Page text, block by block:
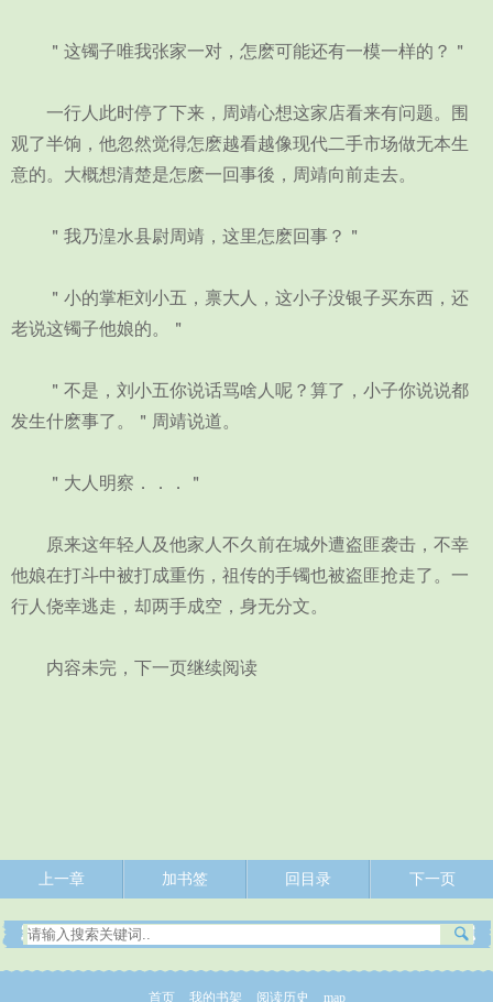
＂这镯子唯我张家一对，怎麽可能还有一模一样的？＂
一行人此时停了下来，周靖心想这家店看来有问题。围
观了半饷，他忽然觉得怎麽越看越像现代二手市场做无本生
意的。大概想清楚是怎麽一回事後，周靖向前走去。
＂我乃湟水县尉周靖，这里怎麽回事？＂
＂小的掌柜刘小五，禀大人，这小子没银子买东西，还
老说这镯子他娘的。＂
＂不是，刘小五你说话骂啥人呢？算了，小子你说说都
发生什麽事了。＂周靖说道。
＂大人明察．．．＂
原来这年轻人及他家人不久前在城外遭盗匪袭击，不幸
他娘在打斗中被打成重伤，祖传的手镯也被盗匪抢走了。一
行人侥幸逃走，却两手成空，身无分文。
内容未完，下一页继续阅读
上一章 加书签 回目录 下一页
首页 我的书架 阅读历史 map